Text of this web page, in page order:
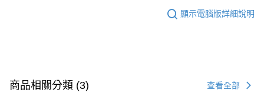
顯示電腦版詳細說明
商品相關分類 (3) 查看全部